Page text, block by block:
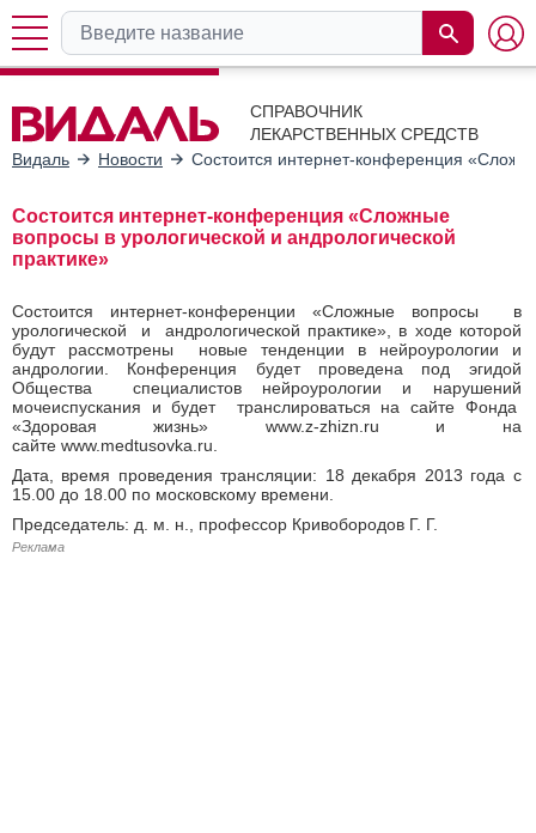
СПРАВОЧНИК
ЛЕКАРСТВЕННЫХ СРЕДСТВ
Видаль
Новости Состоится интернет-конференция
Состоится интернет-конференция «Сложные
вопросы в урологической и андрологической
практике»
Состоится интернет-конференции «Сложные вопросы в
урологической и андрологической практике», в ходе которой
будут рассмотрены новые тенденции в нейроурологии и
андрологии. Конференция будет проведена под эгидой
Общества специалистов нейроурологии и нарушений
мочеиспускания и будет транслироваться на сайте Фонда
«Здоровая жизнь» www.z-zhizn.ru и на
сайте www.medtusovka.ru.
Дата, время проведения трансляции: 18 декабря 2013 года с
15.00 до 18.00 по московскому времени.
Председатель: д. м. н., профессор Кривобородов Г. Г.
Реклама